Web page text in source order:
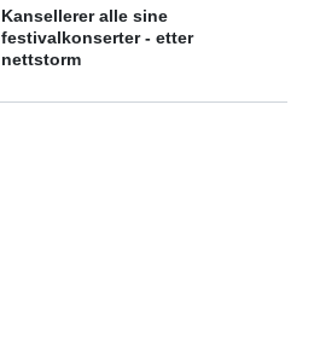
Kansellerer alle sine
festivalkonserter - etter
nettstorm